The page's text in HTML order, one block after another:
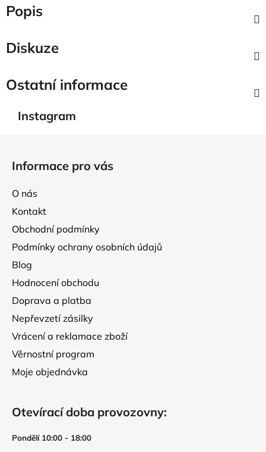
Popis
Diskuze
Ostatní informace
Instagram
Informace pro vás
O nás
Kontakt
Obchodní podmínky
Podmínky ochrany osobních údajů
Blog
Hodnocení obchodu
Doprava a platba
Nepřevzetí zásilky
Vrácení a reklamace zboží
Věrnostní program
Moje objednávka
Otevírací doba provozovny:
Pondělí 10:00 - 18:00